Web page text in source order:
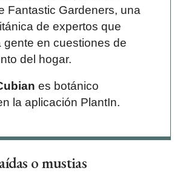
Fantastic Gardeners, una
de expertos que
gente en cuestiones de
del hogar.
es botánico
la aplicación PlantIn.
o mustias